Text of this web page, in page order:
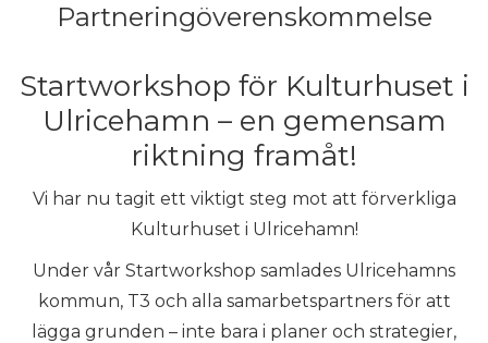
Partneringöverenskommelse
Startworkshop för Kulturhuset i
Ulricehamn – en gemensam
riktning framåt!
Vi har nu tagit ett viktigt steg mot att förverkliga
Kulturhuset i Ulricehamn!
Under vår Startworkshop samlades Ulricehamns
kommun, T3 och alla samarbetspartners för att
lägga grunden – inte bara i planer och strategier,